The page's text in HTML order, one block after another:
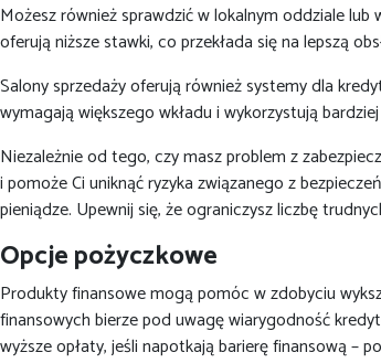
Możesz również sprawdzić w lokalnym oddziale
oferują niższe stawki, co przekłada się na lepszą
Salony sprzedaży oferują również systemy dla
wymagają większego wkładu i wykorzystują
Niezależnie od tego, czy masz problem z
i pomoże Ci uniknąć ryzyka związanego z
pieniądze. Upewnij się, że ograniczysz liczbę
Opcje pożyczkowe
Produkty finansowe mogą pomóc w zdobyciu
finansowych bierze pod uwagę wiarygodność
wyższe opłaty, jeśli napotkają barierę finansową –